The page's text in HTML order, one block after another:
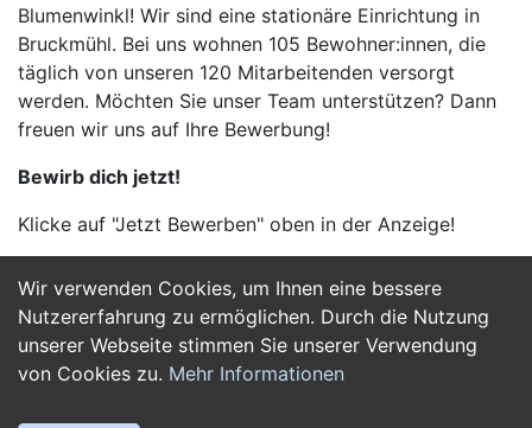
Wir verwenden Cookies, um Ihnen eine bessere
Nutzererfahrung zu ermöglichen. Durch die Nutzung
unserer Webseite stimmen Sie unserer Verwendung
von Cookies zu. Mehr Informationen
Blumenwinkl! Wir sind eine stationäre Einrichtung in
Bruckmühl. Bei uns wohnen 105 Bewohner:innen, die
täglich von unseren 120 Mitarbeitenden versorgt
werden. Möchten Sie unser Team unterstützen? Dann
freuen wir uns auf Ihre Bewerbung!
Bewirb dich jetzt!
Klicke auf "Jetzt Bewerben" oben in der Anzeige!
Jetzt Bewerben